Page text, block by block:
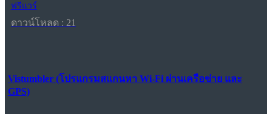
ฟรีแวร์
ดาวน์โหลด : 21
Vistumbler (โปรแกรมสแกนหา Wi-Fi ผ่านเครือข่าย และ
GPS)